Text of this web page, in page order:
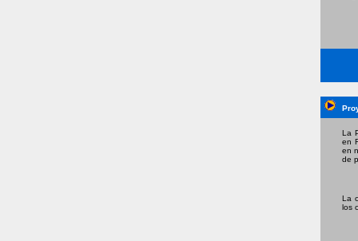
La
en
en
de
La
los